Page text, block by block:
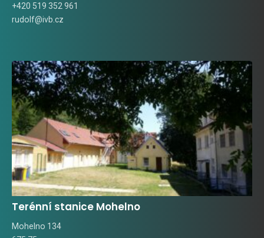
+420 519 352 961
rudolf@ivb.cz
Terénní stanice Mohelno
Mohelno 134